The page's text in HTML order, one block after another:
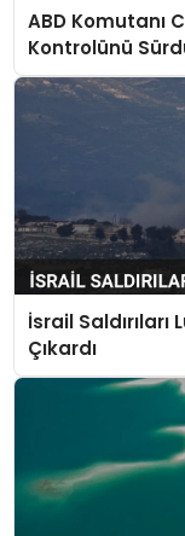
ABD Komutanı
Kontrolünü
İsrail Saldırıları
Çıkardı